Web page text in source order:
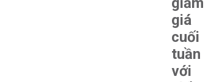
giá
cuối
tuần
với